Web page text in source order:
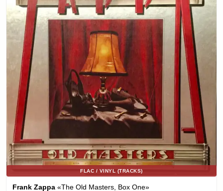
FLAC / VINYL (TRACKS)
Frank Zappa «The Old Masters, Box One»